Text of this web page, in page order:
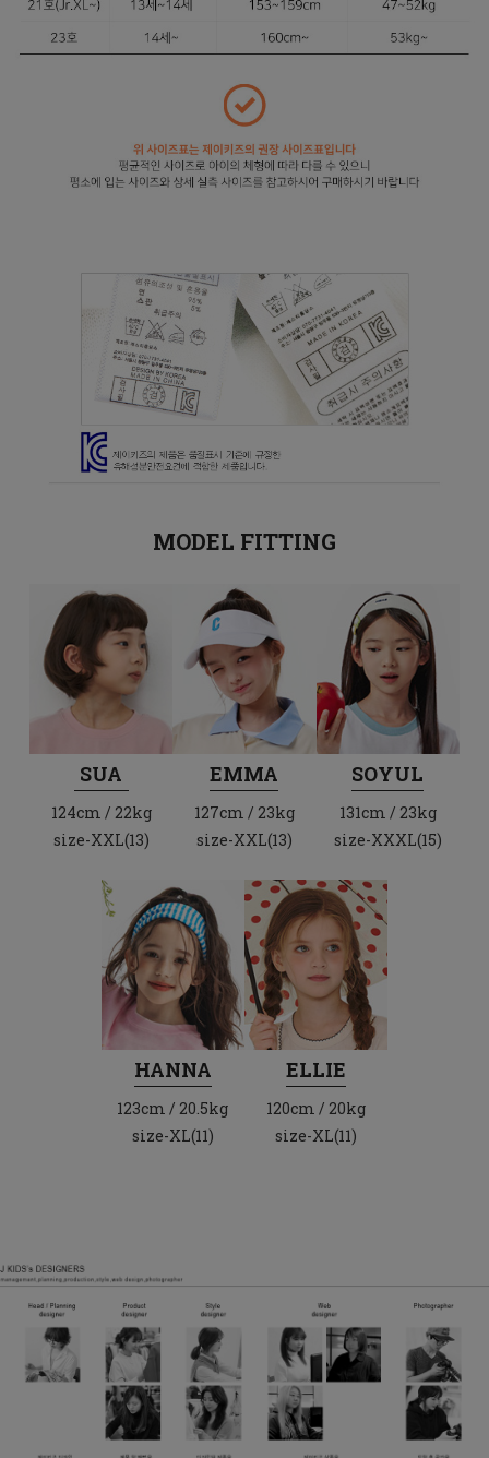
MODEL FITTING
SUA
124cm / 22kg
size-XXL(13)
EMMA
127cm / 23kg
size-XXL(13)
SOYUL
131cm / 23kg
size-XXXL(15)
HANNA
123cm / 20.5kg
size-XL(11)
ELLIE
120cm / 20kg
size-XL(11)